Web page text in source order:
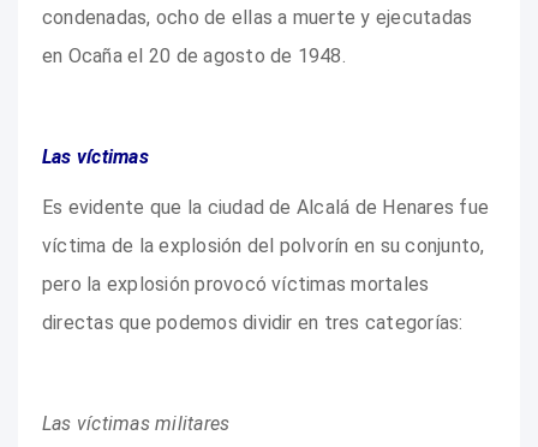
condenadas, ocho de ellas a muerte y ejecutadas
en Ocaña el 20 de agosto de 1948.
Las víctimas
Es evidente que la ciudad de Alcalá de Henares fue
víctima de la explosión del polvorín en su conjunto,
pero la explosión provocó víctimas mortales
directas que podemos dividir en tres categorías:
Las víctimas militares